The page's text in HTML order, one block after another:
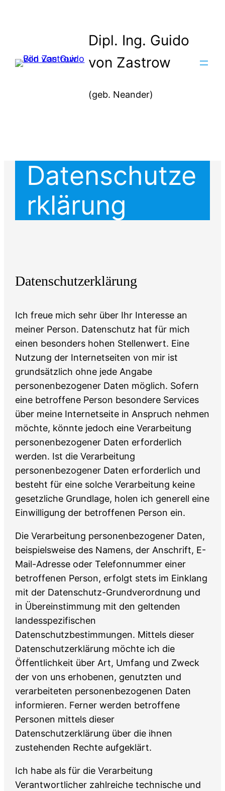
Dipl. Ing. Guido
von Zastrow
(geb. Neander)
Datenschutze
rklärung
Datenschutzerklärung
Ich freue mich sehr über Ihr Interesse an
meiner Person. Datenschutz hat für mich
einen besonders hohen Stellenwert. Eine
Nutzung der Internetseiten von mir ist
grundsätzlich ohne jede Angabe
personenbezogener Daten möglich. Sofern
eine betroffene Person besondere Services
über meine Internetseite in Anspruch nehmen
möchte, könnte jedoch eine Verarbeitung
personenbezogener Daten erforderlich
werden. Ist die Verarbeitung
personenbezogener Daten erforderlich und
besteht für eine solche Verarbeitung keine
gesetzliche Grundlage, holen ich generell eine
Einwilligung der betroffenen Person ein.
Die Verarbeitung personenbezogener Daten,
beispielsweise des Namens, der Anschrift, E-
Mail-Adresse oder Telefonnummer einer
betroffenen Person, erfolgt stets im Einklang
mit der Datenschutz-Grundverordnung und
in Übereinstimmung mit den geltenden
landesspezifischen
Datenschutzbestimmungen. Mittels dieser
Datenschutzerklärung möchte ich die
Öffentlichkeit über Art, Umfang und Zweck
der von uns erhobenen, genutzten und
verarbeiteten personenbezogenen Daten
informieren. Ferner werden betroffene
Personen mittels dieser
Datenschutzerklärung über die ihnen
zustehenden Rechte aufgeklärt.
Ich habe als für die Verarbeitung
Verantwortlicher zahlreiche technische und